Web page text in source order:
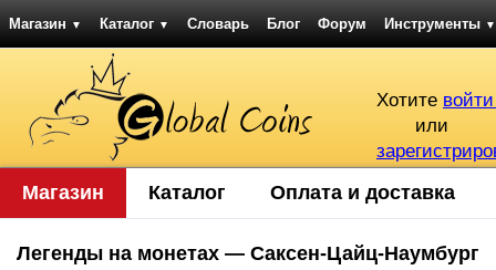
Магазин ▼ Каталог ▼ Словарь Блог Форум Инструменты ▼
Хотите
или
Магазин Каталог Оплата и доставка
Легенды на монетах — Саксен-Цайц-Наумбург